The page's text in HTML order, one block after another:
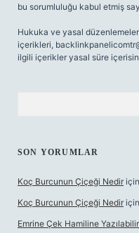
bu sorumluluğu kabul etmiş
Hukuka ve yasal
içerikleri,
ilgili içerikler yasal süre
SON YORUMLAR
Koç Burcunun Çiçeği Nedir için
Koç Burcunun Çiçeği Nedir için
Emrine Çek Hamiline